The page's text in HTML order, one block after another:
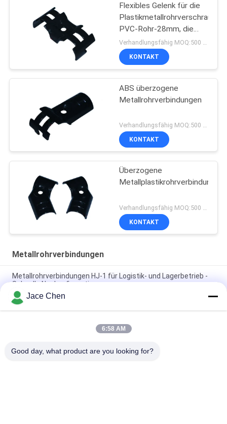
Flexibles Gelenk für die
PVC-Rohr-28mm, die
mageres Rohr anschließtVerhandlungsfähig MOQ:500 Set
KONTAKT
ABS überzogene
Metallrohrverbindungen
Verhandlungsfähig MOQ:500 Set
KONTAKT
Überzogene
Metallplastikrohrverbindung
Verhandlungsfähig MOQ:500 Set
KONTAKT
Metallrohrverbindungen
Metallrohrverbindungen HJ-1 für Logistik- und Lagerbetrieb -
Schnelle Neukonfiguration
Kostengünstiges Rohrbrückensystem - HJ-1
Metallrohrverbindungen für preisbewusste Projekte
Rohrregalsystem Komplettlösung - HJ-1
Jace Chen
6:58 AM
Good day, what product are you looking for?